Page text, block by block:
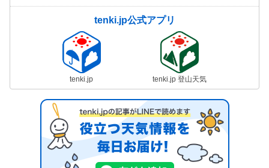
tenki.jp公式アプリ
tenki.jp tenki.jp 登山天気